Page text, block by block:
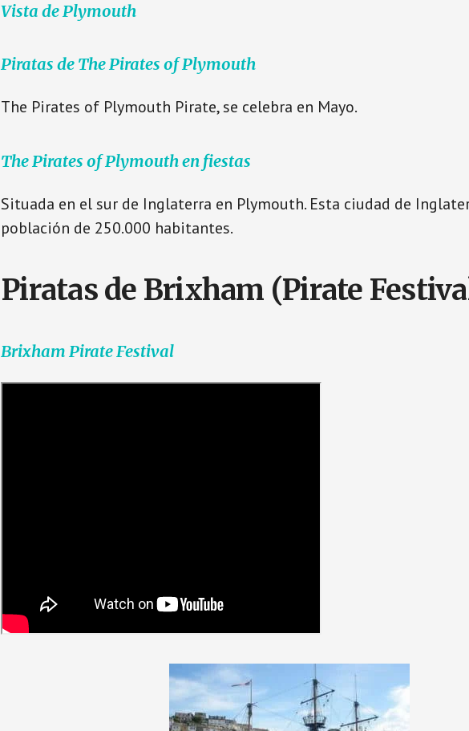
Vista de Plymouth
Piratas de The Pirates of Plymouth
The Pirates of Plymouth Pirate, se celebra en Mayo.
The Pirates of Plymouth en fiestas
Situada en el sur de Inglaterra en Plymouth. Esta ciudad de
población de 250.000 habitantes.
Piratas de Brixham (Pirate
Brixham Pirate Festival